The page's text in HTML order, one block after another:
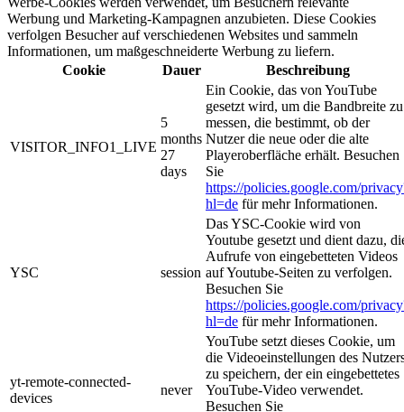
Werbung und Marketing-Kampagnen anzubieten. Diese Cookies
verfolgen Besucher auf verschiedenen Websites und sammeln
Informationen, um maßgeschneiderte Werbung zu liefern.
Cookie
Dauer Beschreibung
VISITOR_INFO1_LIVE
5
months
27
days
Ein Cookie, das von YouTube
gesetzt wird, um die Bandbreite zu
messen, die bestimmt, ob der
Nutzer die neue oder die alte
Playeroberfläche erhält. Besuchen
Sie
https://policies.google.com/
hl=de für mehr Informationen.
YSC session
Das YSC-Cookie wird von
Youtube gesetzt und dient dazu,
Aufrufe von eingebetteten Videos
auf Youtube-Seiten zu verfolgen.
Besuchen Sie
https://policies.google.com/
hl=de für mehr Informationen.
yt-remote-connected-
devices
never
YouTube setzt dieses Cookie, um
die Videoeinstellungen des
zu speichern, der ein eingebettetes
YouTube-Video verwendet.
Besuchen Sie